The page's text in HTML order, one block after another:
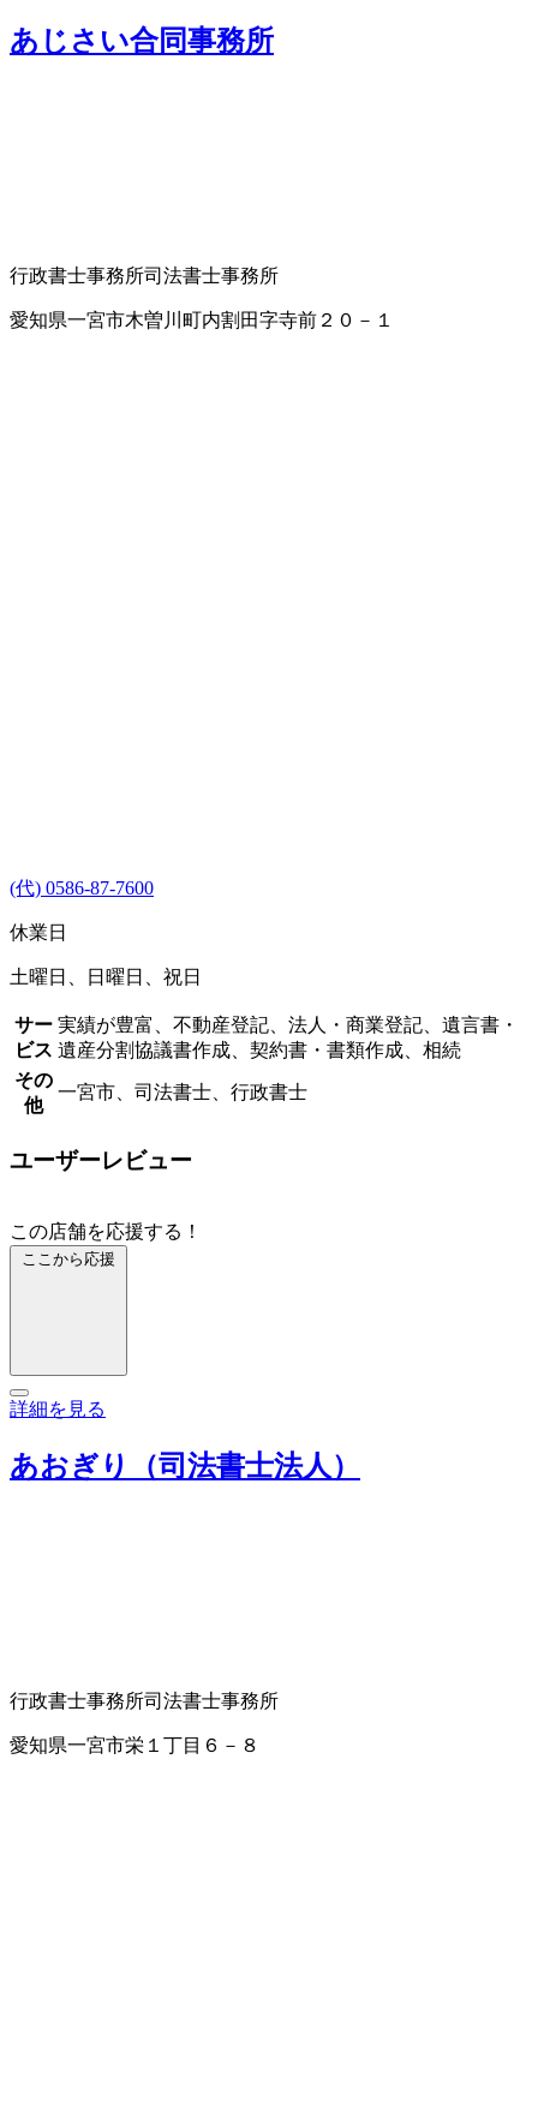
あじさい合同事務所
行政書士事務所司法書士事務所
愛知県一宮市木曽川町内割田字寺前２０－１
(代) 0586-87-7600
休業日
土曜日、日曜日、祝日
サー
ビス
実績が豊富、不動産登記、法人・商業登記、遺言書・
遺産分割協議書作成、契約書・書類作成、相続
その
他
一宮市、司法書士、行政書士
ユーザーレビュー
この店舗を応援する！
ここから応援
詳細を見る
あおぎり（司法書士法人）
行政書士事務所司法書士事務所
愛知県一宮市栄１丁目６－８